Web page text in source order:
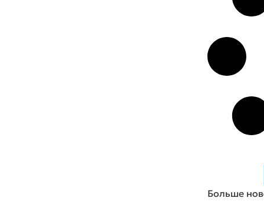
Больше